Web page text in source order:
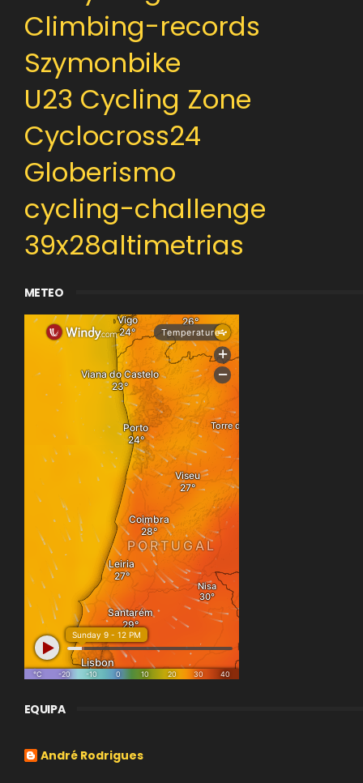
Climbing-records
Szymonbike
U23 Cycling Zone
Cyclocross24
Globerismo
cycling-challenge
39x28altimetrias
METEO
EQUIPA
André Rodrigues